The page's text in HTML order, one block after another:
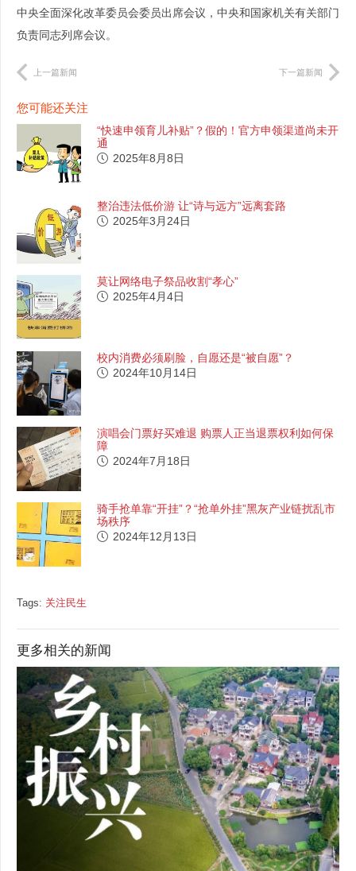
中央全面深化改革委员会委员出席会议，中央和国家机关有关部门
负责同志列席会议。
上一篇新闻 下一篇新闻
您可能还关注
“快速申领育儿补贴”？假的！官方申领渠道尚未开
通
2025年8月8日
整治违法低价游 让“诗与远方”远离套路
2025年3月24日
莫让网络电子祭品收割“孝心”
2025年4月4日
校内消费必须刷脸，自愿还是“被自愿”？
2024年10月14日
演唱会门票好买难退 购票人正当退票权利如何保
障
2024年7月18日
骑手抢单靠“开挂”？“抢单外挂”黑灰产业链扰乱市
场秩序
2024年12月13日
Tags: 关注民生
更多相关的新闻